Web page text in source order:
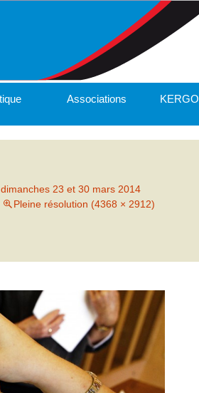
Associations KERGO
23 et 30 mars 2014
Pleine résolution (4368 × 2912)